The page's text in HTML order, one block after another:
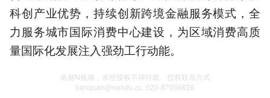
科创产业优势，持续创新跨境金融服务模式，全
力服务城市国际消费中心建设，为区域消费高质
量国际化发展注入强劲工行动能。
南都N视频，未经授权不得转载、授权联系方式
banquan@nandu.cc. 020-87006626